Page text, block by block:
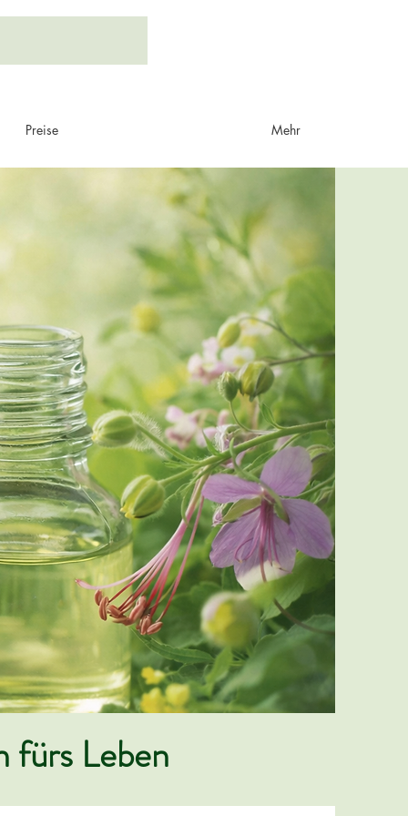
Preise Mehr
fürs Leben